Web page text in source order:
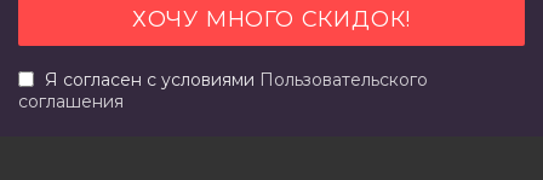
Я согласен с условиями Пользовательского
соглашения